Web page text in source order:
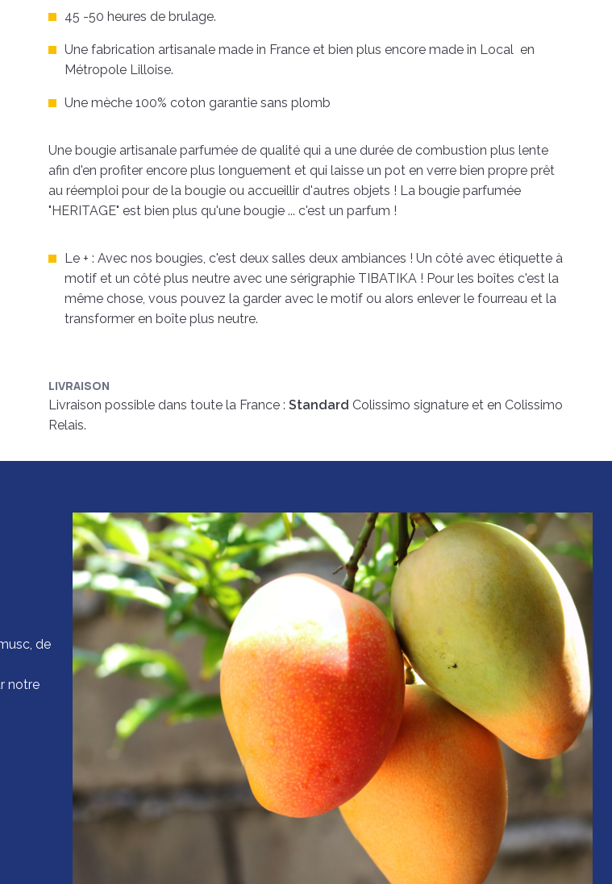
45 -50 heures de brulage.
Une fabrication artisanale made in France et bien plus encore made in Local en
Métropole Lilloise.
Une mèche 100% coton garantie sans plomb
Une bougie artisanale parfumée de qualité qui a une durée de combustion plus lente
afin d'en profiter encore plus longuement et qui laisse un pot en verre bien propre prêt
au réemploi pour de la bougie ou accueillir d'autres objets ! La bougie parfumée
"HERITAGE" est bien plus qu'une bougie ... c'est un parfum !
Le + : Avec nos bougies, c'est deux salles deux ambiances ! Un côté avec étiquette à
motif et un côté plus neutre avec une sérigraphie TIBATIKA ! Pour les boîtes c'est la
même chose, vous pouvez la garder avec le motif ou alors enlever le fourreau et la
transformer en boîte plus neutre.
LIVRAISON
Livraison possible dans toute la France :Standard Colissimo signature et en Colissimo
Relais.
de
notre